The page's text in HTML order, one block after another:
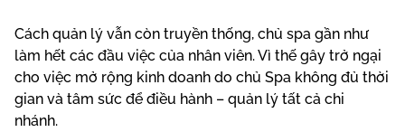
Cách quản lý vẫn còn truyền thống, chủ spa gần như
làm hết các đầu việc của nhân viên. Vì thế gây trở ngại
cho việc mở rộng kinh doanh do chủ Spa không đủ thời
gian và tâm sức để điều hành – quản lý tất cả chi
nhánh.